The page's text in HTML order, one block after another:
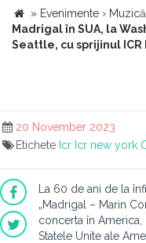
» Evenimente › Muzică
Madrigal în SUA, la
Seattle, cu sprijinul ICR
20 November 2023
Etichete Icr Icr new york
La 60 de ani de la
„Madrigal – Marin
concerta în America,
Statele Unite ale